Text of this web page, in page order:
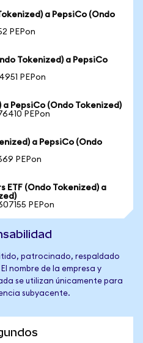
a PepsiCo (Ondo
PEPon
Tokenized) a PepsiCo
PEPon
a PepsiCo (Ondo Tokenized)
PEPon
a PepsiCo (Ondo
PEPon
ETF (Ondo Tokenized) a
PEPon
patrocinado, respaldado
nombre de la empresa y
se utilizan únicamente para
subyacente.